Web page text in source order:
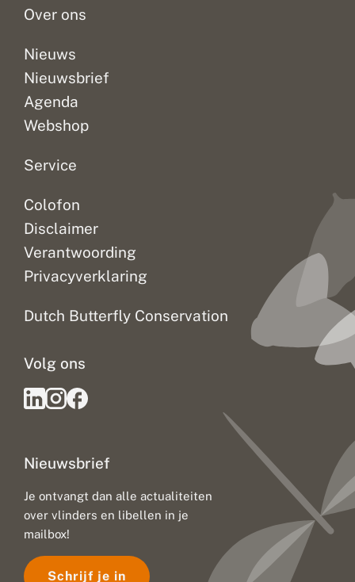
Over ons
Nieuws
Nieuwsbrief
Agenda
Webshop
Service
Colofon
Disclaimer
Verantwoording
Privacyverklaring
Dutch Butterfly Conservation
Nieuwsbrief
Je ontvangt dan alle actualiteiten
over vlinders en libellen in je
mailbox!
Schrijf je in
Volg ons